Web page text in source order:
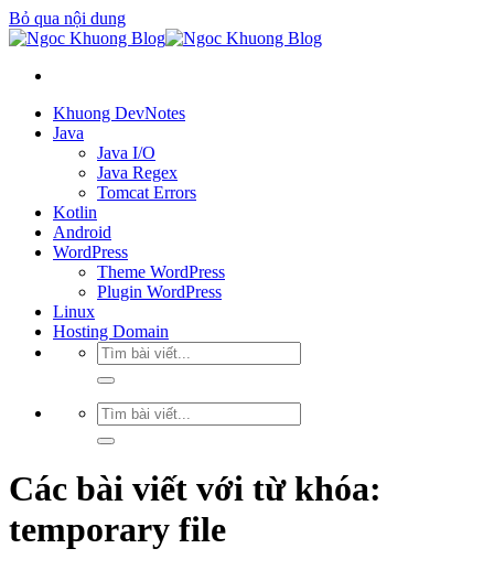
Bỏ qua nội dung
Khuong DevNotes
Java
Java I/O
Java Regex
Tomcat Errors
Kotlin
Android
WordPress
Theme WordPress
Plugin WordPress
Linux
Hosting Domain
Các bài viết với từ khóa:
temporary file